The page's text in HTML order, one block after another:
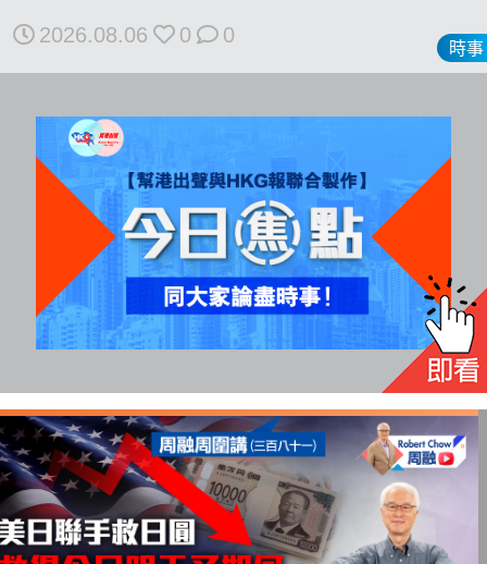
For
rights
reserved.
時事
2026.08.06 0 0